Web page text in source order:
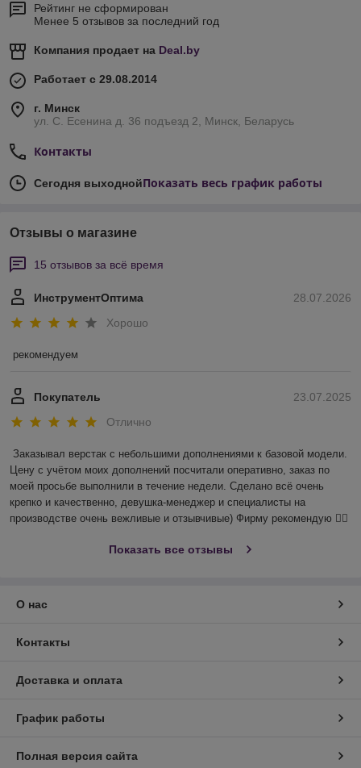
Рейтинг не сформирован
Менее 5 отзывов за последний год
Компания продает на Deal.by
Работает с 29.08.2014
г. Минск
ул. С. Есенина д. 36 подъезд 2, Минск, Беларусь
Контакты
Сегодня выходнойПоказать весь график работы
Отзывы о магазине
15 отзывов за всё время
28.07.2026
ИнструментОптима
Хорошо
рекомендуем
23.07.2025
Покупатель
Отлично
Заказывал верстак с небольшими дополнениями к базовой модели.
Цену с учётом моих дополнений посчитали оперативно, заказ по
моей просьбе выполнили в течение недели. Сделано всё очень
крепко и качественно, девушка-менеджер и специалисты на
производстве очень вежливые и отзывчивые) Фирму рекомендую 👍🏻
Показать все отзывы
О нас
Контакты
Доставка и оплата
График работы
Полная версия сайта